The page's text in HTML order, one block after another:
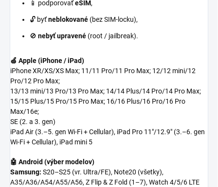
📱 podporovaťeSIM,
🔓 byťneblokované (bez SIM-locku),
🚫 nebyť upravené (root / jailbreak).
🍏 Apple (iPhone / iPad)
iPhone XR/XS/XS Max; 11/11 Pro/11 Pro Max; 12/12 mini/12
Pro/12 Pro Max;
13/13 mini/13 Pro/13 Pro Max; 14/14 Plus/14 Pro/14 Pro Max;
15/15 Plus/15 Pro/15 Pro Max; 16/16 Plus/16 Pro/16 Pro
Max/16e;
SE (2. a 3. gen)
iPad Air (3.–5. gen Wi-Fi + Cellular), iPad Pro 11"/12.9" (3.–6. gen
Wi-Fi + Cellular), iPad mini 5
🤖 Android (výber modelov)
Samsung: S20–S25 (vr. Ultra/FE), Note20 (všetky),
A35/A36/A54/A55/A56, Z Flip & Z Fold (1–7), Watch 4/5/6 LTE